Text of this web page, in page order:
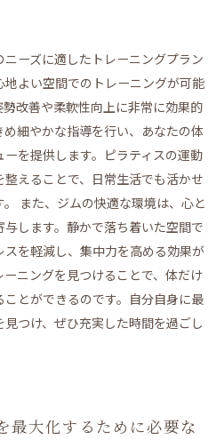
ーズに適したトレーニングプラン
よい空間でのトレーニングが可能
改善や柔軟性向上に非常に効果的
細やかな指導を行い、あなたの体
を提供します。ピラティスの運動
えることで、日常生活でも活かせ
また、ジムの快適な環境は、心と
します。静かで落ち着いた空間で
を軽減し、集中力を高める効果が
ニングを見つけることで、体だけ
とができるのです。自分自身に最
つけ、ぜひ充実した時間を過ごし
最大化するために必要な